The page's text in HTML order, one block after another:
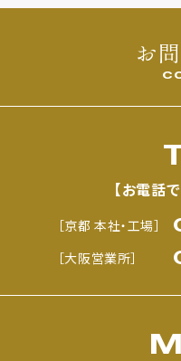
お
【お電話
［京都 本社・工場］
［大阪営業所］